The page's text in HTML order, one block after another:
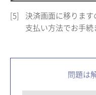
[5]
決済画面に移りま
支払い方法でお手続
問題は